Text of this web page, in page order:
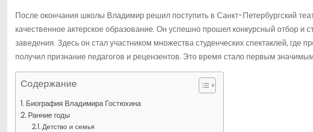
После окончания школы Владимир решил поступить в Санкт-Петербургский
качественное актерское образование. Он успешно прошел конкурсный отбор и
заведения. Здесь он стал участником множества студенческих спектаклей, где
получил признание педагогов и рецензентов. Это время стало первым
Содержание
Биография Владимира Гостюхина
Ранние годы
Детство и семья